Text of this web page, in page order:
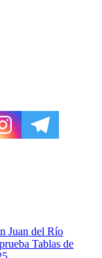
Juan del Río
Tablas de